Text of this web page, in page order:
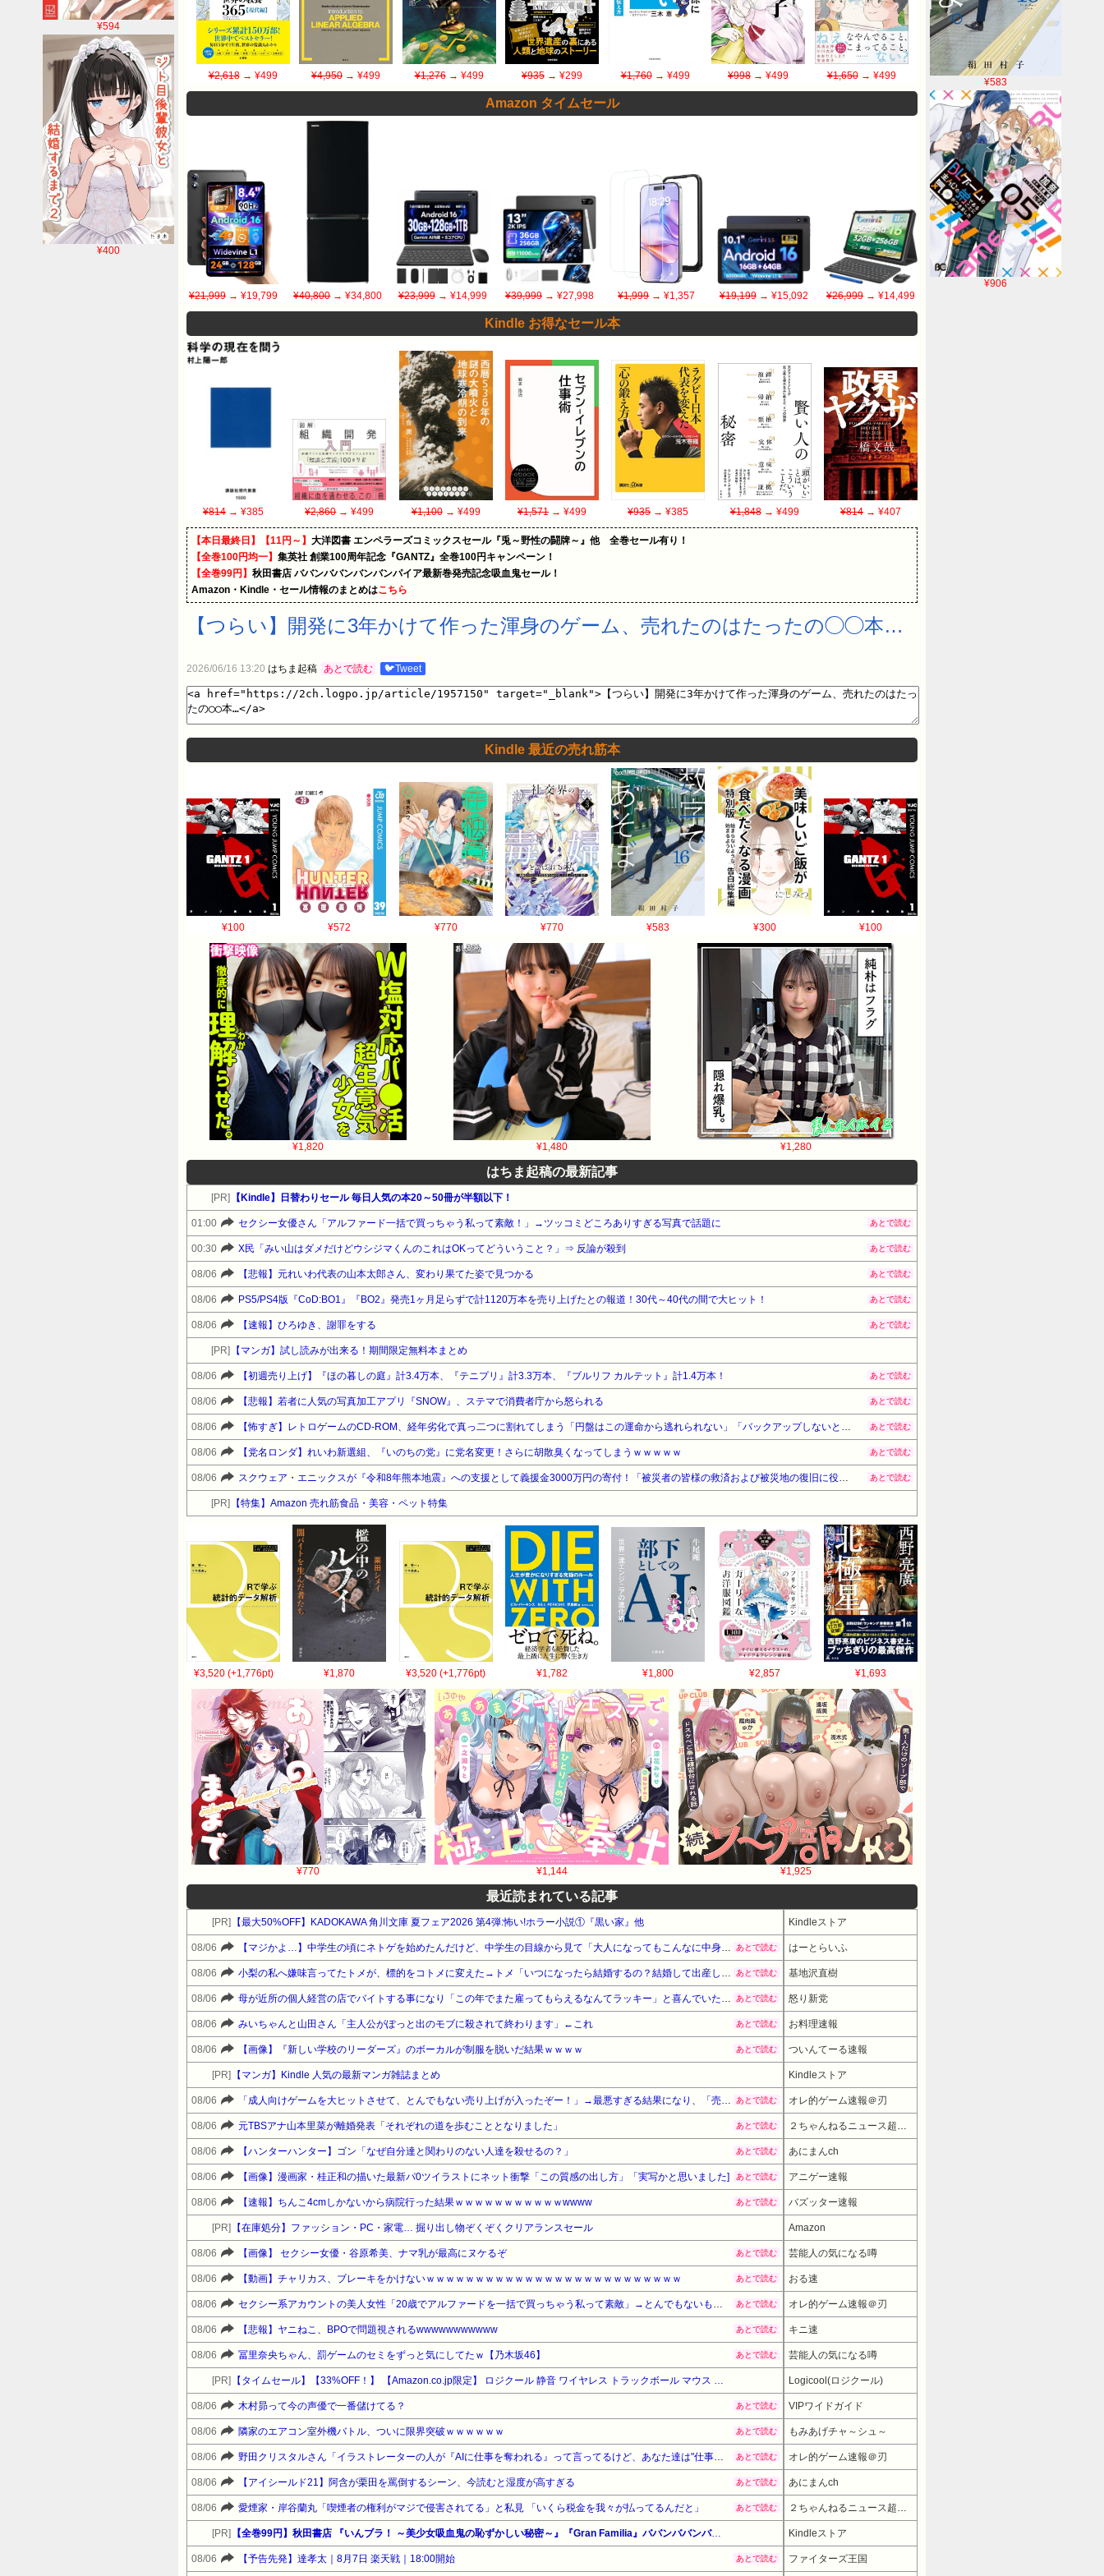
¥583
¥906
¥594
¥400
¥2,618→ ¥499 ¥4,950 → ¥499 ¥1,276→ ¥499 ¥935 → ¥299 ¥1,760→ ¥499 ¥998 → ¥499 ¥1,650→ ¥499
Amazon タイムセール
¥21,999 → ¥19,799 ¥40,800→ ¥34,800 ¥23,999→ ¥14,999 ¥39,999→ ¥27,998 ¥1,999→ ¥1,357 ¥19,199→ ¥15,092 ¥26,999→ ¥14,499
Kindle お得なセール本
¥814 → ¥385 ¥2,860→ ¥499 ¥1,100→ ¥499 ¥1,571→ ¥499 ¥935→ ¥385 ¥1,848→ ¥499 ¥814→ ¥407
【本日最終日】【11円～】 大洋図書 エンペラーズコミックスセール『兎～野性の闘牌～』他 全巻セール有り！
【全巻100円均一】 集英社 創業100周年記念『GANTZ』全巻100円キャンペーン！
【全巻99円】 秋田書店 ババンババンバンバンパイア最新巻発売記念吸血鬼セール！
Amazon・Kindle・セール情報のまとめはこちら
【つらい】開発に3年かけて作った渾身のゲーム、売れたのはたったの◯◯本…
2026/06/16 13:20 はちま起稿 あとで読む 🐦Tweet
Kindle 最近の売れ筋本
¥100 ¥572 ¥770 ¥770 ¥583 ¥300 ¥100
¥1,820 ¥1,480 ¥1,280
はちま起稿の最新記事
[PR] 【Kindle】日替わりセール 毎日人気の本20～50冊が半額以下！
01:00 セクシー女優さん「アルファード一括で買っちゃう私って素敵！」→ツッコミどころありすぎる写真で話題に あとで読む
00:30 X民「みい山はダメだけどウシジマくんのこれはOKってどういうこと？」⇒ 反論が殺到 あとで読む
08/06 【悲報】元れいわ代表の山本太郎さん、変わり果てた姿で見つかる あとで読む
08/06 PS5/PS4版『CoD:BO1』『BO2』発売1ヶ月足らずで計1120万本を売り上げたとの報道！30代～40代の間で大ヒット！ あとで読む
08/06 【速報】ひろゆき、謝罪をする あとで読む
[PR] 【マンガ】試し読みが出来る！期間限定無料本まとめ
08/06 【初週売り上げ】『ほの暮しの庭』計3.4万本、『テニプリ』計3.3万本、『ブルリフ カルテット』計1.4万本！ あとで読む
08/06 【悲報】若者に人気の写真加工アプリ『SNOW』、ステマで消費者庁から怒られる あとで読む
08/06 あとで読む
08/06 【党名ロンダ】れいわ新選組、『いのちの党』に党名変更！さらに胡散臭くなってしまうｗｗｗｗｗ あとで読む
08/06 あとで読む
[PR] 【特集】Amazon 売れ筋食品・美容・ペット特集
¥3,520 (+1,776pt) ¥1,870 ¥3,520 (+1,776pt) ¥1,782 ¥1,800 ¥2,857 ¥1,693
¥770 ¥1,144 ¥1,925
最近読まれている記事
[PR] 【最大50%OFF】KADOKAWA 角川文庫 夏フェア2026 第4弾:怖い!ホラー小説①『黒い家』他 Kindleストア
08/06 【マジかよ…】中学生の頃にネトゲを始めたんだけど、中学生の目線から見て「大人になってもこんなに中身幼いの！？」って人がいて衝撃だった… あとで読む はーとらいふ
08/06 小梨の私へ嫌味言ってたトメが、標的をコトメに変えた→トメ「いつになったら結婚するの？結婚して出産してようやく一人前よ」普段はスルーするコトメだったが… あとで読む 基地沢直樹
08/06 母が近所の個人経営の店でバイトする事になり「この年でまた雇ってもらえるなんてラッキー」と喜んでいたものの、雇われた理由が… あとで読む 怒り新党
08/06 みいちゃんと山田さん「主人公がぽっと出のモブに殺されて終わります」←これ あとで読む お料理速報
08/06 【画像】『新しい学校のリーダーズ』のボーカルが制服を脱いだ結果ｗｗｗｗ あとで読む ついんてーる速報
[PR] 【マンガ】Kindle 人気の最新マンガ雑誌まとめ Kindleストア
08/06 「成人向けゲームを大ヒットさせて、とんでもない売り上げが入ったぞー！」→最悪すぎる結果になり、「売り上げ0円だけど、多額の税金を払え」という状況になって絶望 あとで読む オレ的ゲーム速報＠刃
08/06 元TBSアナ山本里菜が離婚発表「それぞれの道を歩むこととなりました」 あとで読む ２ちゃんねるニュース超速まとめ＋
08/06 【ハンターハンター】ゴン「なぜ自分達と関わりのない人達を殺せるの？」 あとで読む あにまんch
08/06 【画像】漫画家・桂正和の描いた最新パ0ツイラストにネット衝撃「この質感の出し方」「実写かと思いました] あとで読む アニゲー速報
08/06 【速報】ちんこ4cmしかないから病院行った結果ｗｗｗｗｗｗｗｗｗｗｗwwww あとで読む バズッター速報
[PR] 【在庫処分】ファッション・PC・家電… 掘り出し物ぞくぞくクリアランスセール Amazon
08/06 【画像】 セクシー女優・谷原希美、ナマ乳が最高にヌケるぞ あとで読む 芸能人の気になる噂
08/06 【動画】チャリカス、ブレーキをかけないｗｗｗｗｗｗｗｗｗｗｗｗｗｗｗｗｗｗｗｗｗｗｗｗｗｗ あとで読む おる速
08/06 セクシー系アカウントの美人女性「20歳でアルファードを一括で買っちゃう私って素敵」→とんでもないものが映り込んでしまい、終わる あとで読む オレ的ゲーム速報＠刃
08/06 【悲報】ヤニねこ、BPOで問題視されるwwwwwwwwwww あとで読む キニ速
08/06 冨里奈央ちゃん、罰ゲームのセミをずっと気にしてたｗ【乃木坂46】 あとで読む 芸能人の気になる噂
[PR] 【タイムセール】【33%OFF！】 【Amazon.co.jp限定】 ロジクール 静音 ワイヤレス トラックボール マウス 無線 M575SPd 国内正規品 7828円→ 5280円 （01:00時点）
Logicool(ロジクール)
08/06 木村昴って今の声優で一番儲けてる？ あとで読む VIPワイドガイド
08/06 隣家のエアコン室外機バトル、ついに限界突破ｗｗｗｗｗｗ あとで読む もみあげチャ～シュ～
08/06 野田クリスタルさん「イラストレーターの人が『AIに仕事を奪われる』って言ってるけど、あなた達は"仕事を奪う側"じゃない？」 あとで読む オレ的ゲーム速報＠刃
08/06 【アイシールド21】阿含が栗田を罵倒するシーン、今読むと湿度が高すぎる あとで読む あにまんch
08/06 愛煙家・岸谷蘭丸「喫煙者の権利がマジで侵害されてる」と私見 「いくら税金を我々が払ってるんだと」 あとで読む ２ちゃんねるニュース超速まとめ＋
[PR] 【全巻99円】秋田書店 『いんブラ！ ～美少女吸血鬼の恥ずかしい秘密～』『Gran Familia』ババンババンバンバンパイア最新巻発売記念吸血鬼セール！ Kindleストア
08/06 【予告先発】達孝太｜8月7日 楽天戦｜18:00開始 あとで読む ファイターズ王国